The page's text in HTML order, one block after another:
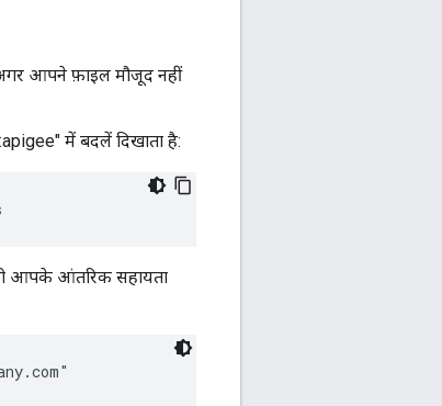
आपने फ़ाइल मौजूद नहीं
में बदलें दिखाता है:
को आपके आंतरिक सहायता